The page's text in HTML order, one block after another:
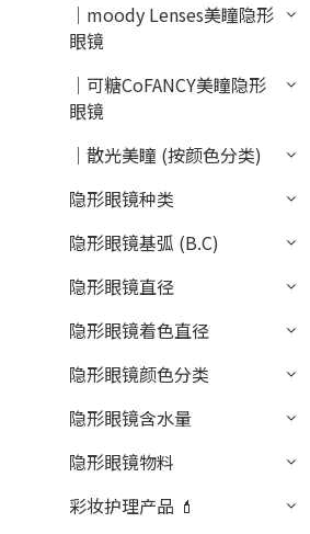
｜moody Lenses美瞳隐形
眼镜
｜可糖CoFANCY美瞳隐形
眼镜
｜散光美瞳 (按颜色分类)
隐形眼镜种类
隐形眼镜基弧 (B.C)
隐形眼镜直径
隐形眼镜着色直径
隐形眼镜颜色分类
隐形眼镜含水量
隐形眼镜物料
彩妆护理产品 💄